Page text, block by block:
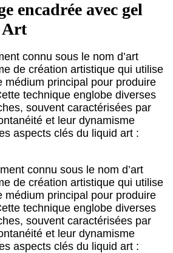
encadrée avec gel
Art
connu sous le nom d’art
de création artistique qui utilise
médium principal pour produire
technique englobe diverses
souvent caractérisées par
et leur dynamisme
aspects clés du liquid art :
connu sous le nom d’art
de création artistique qui utilise
médium principal pour produire
technique englobe diverses
souvent caractérisées par
et leur dynamisme
aspects clés du liquid art :